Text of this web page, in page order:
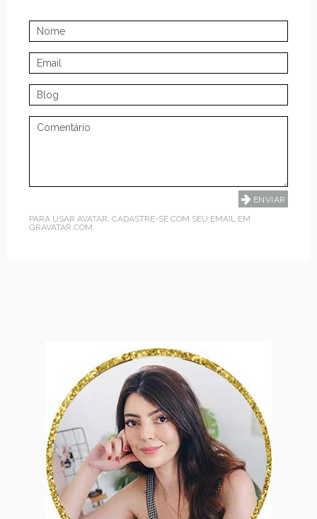
PARA USAR AVATAR, CADASTRE-SE COM SEU EMAIL EM
GRAVATAR.COM